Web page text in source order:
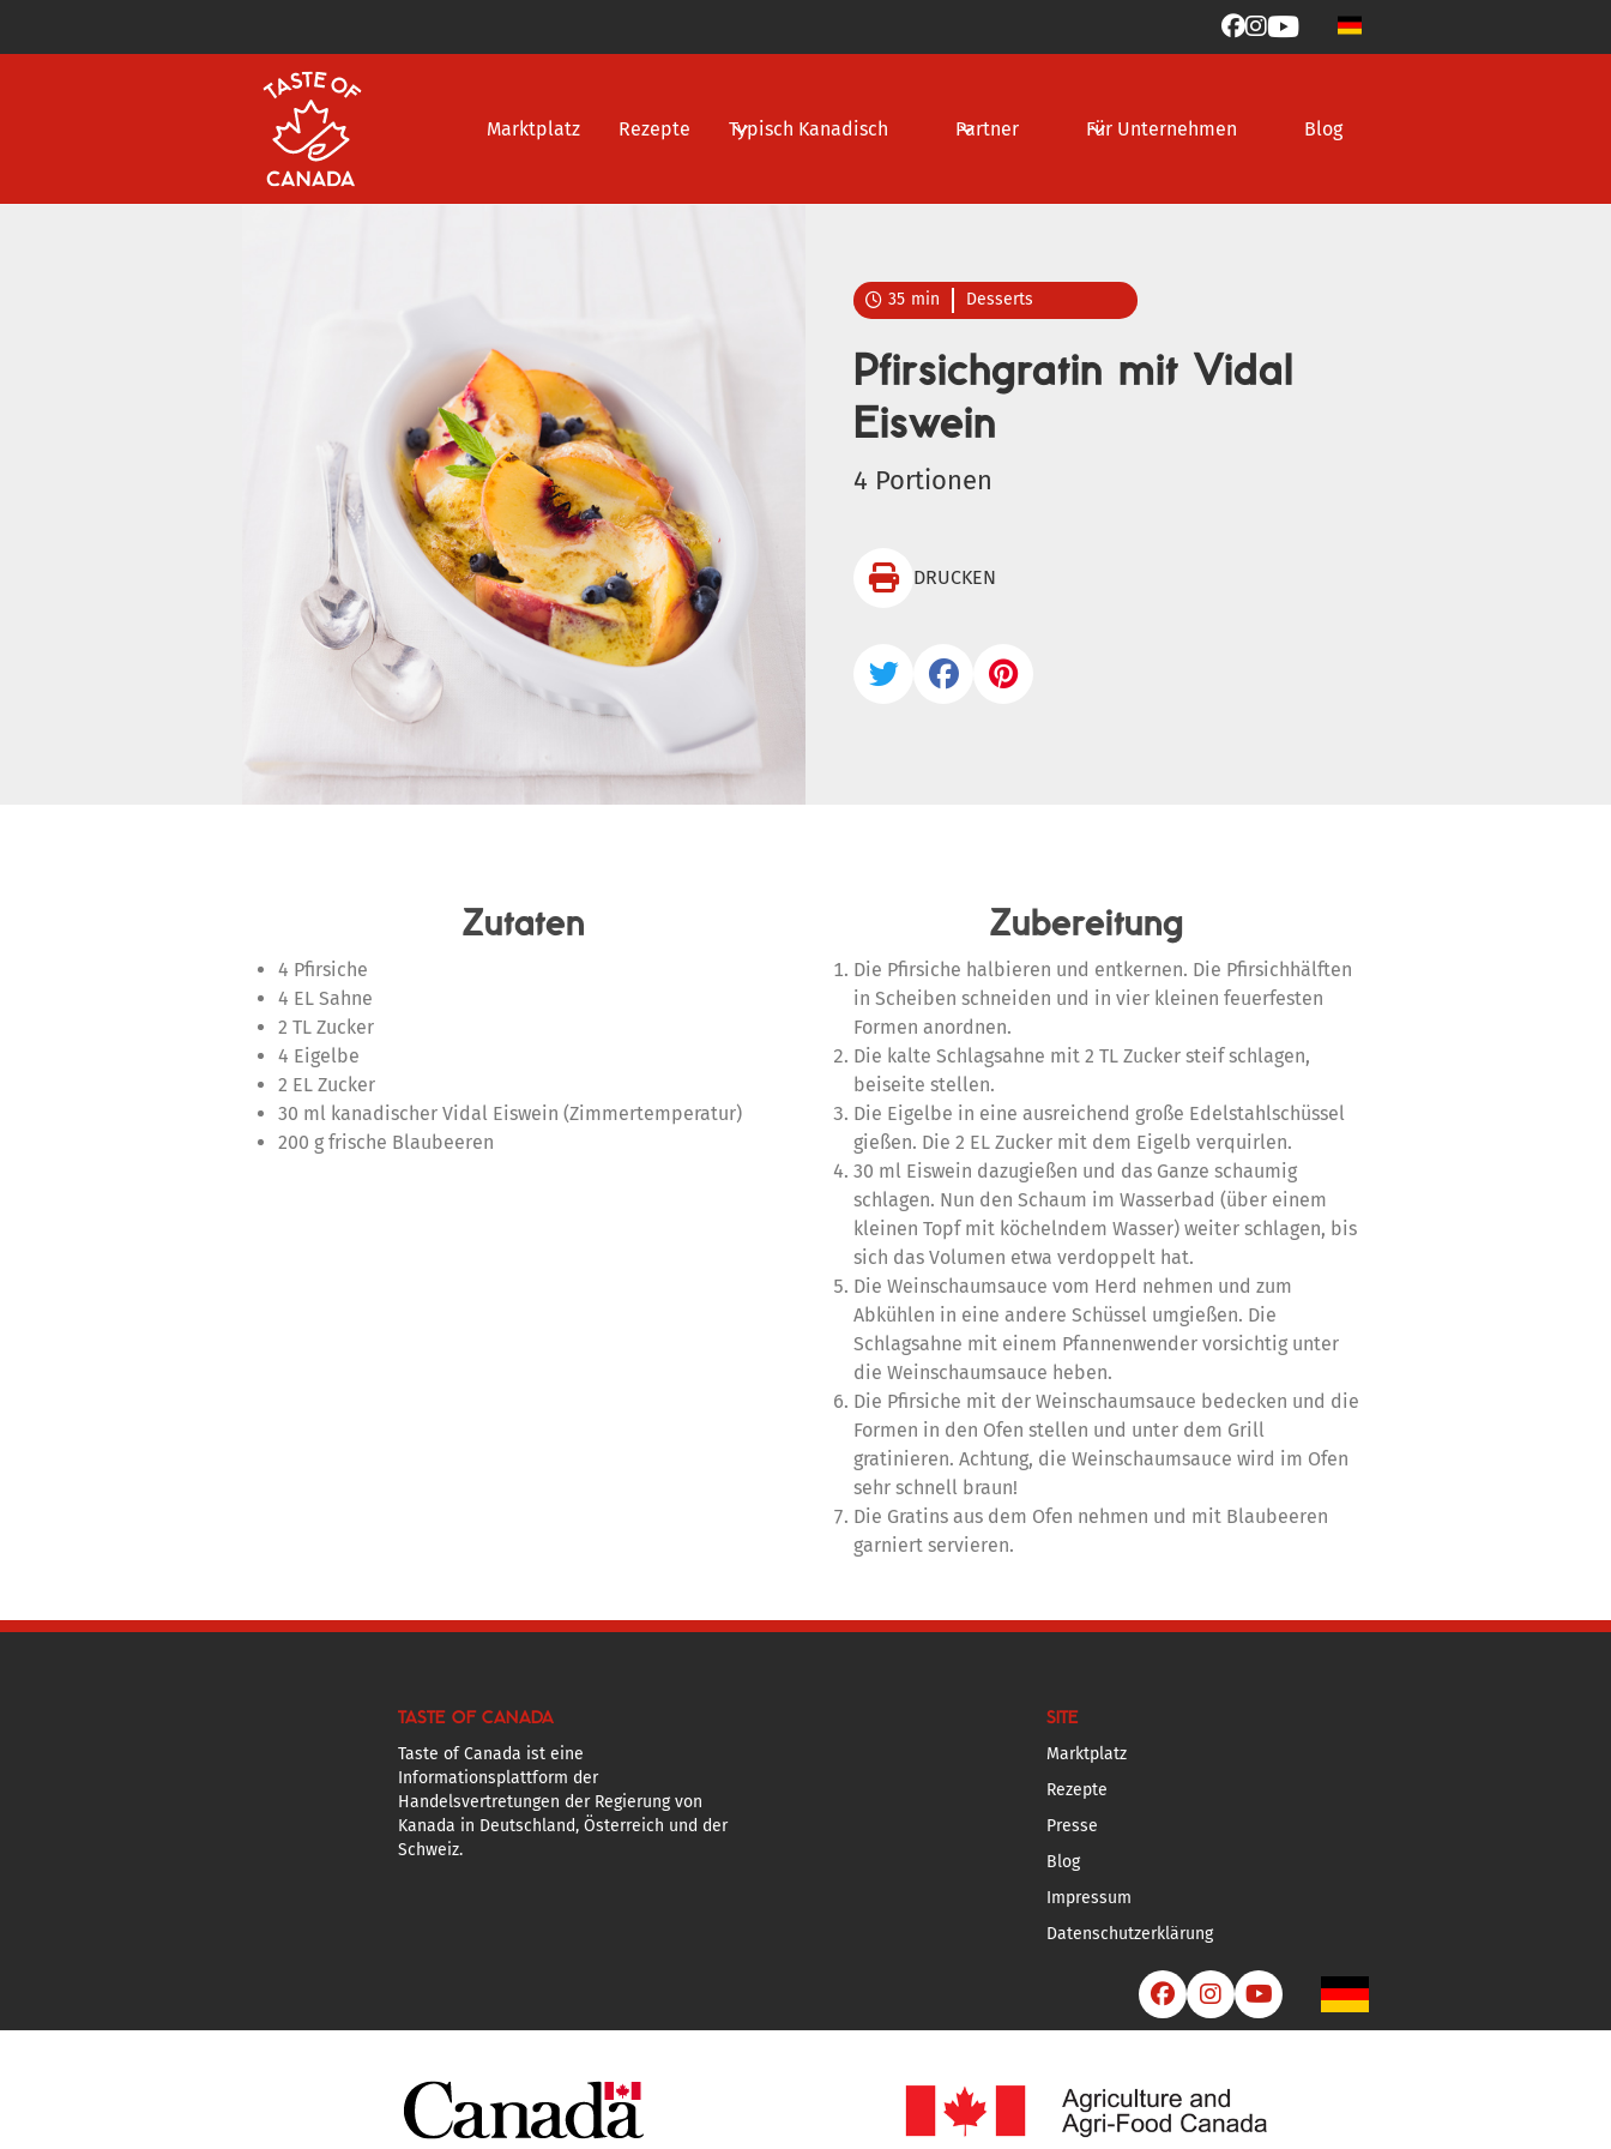

Marktplatz Rezepte Typisch Kanadisch Partner Für Unternehmen Blog
 35 min Desserts
Pfirsichgratin mit Vidal
Eiswein
4 Portionen
 DRUCKEN
  
Zutaten
4 Pfirsiche
4 EL Sahne
2 TL Zucker
4 Eigelbe
2 EL Zucker
30 ml kanadischer Vidal Eiswein (Zimmertemperatur)
200 g frische Blaubeeren
Zubereitung
Die Pfirsiche halbieren und entkernen. Die Pfirsichhälften
in Scheiben schneiden und in vier kleinen feuerfesten
Formen anordnen.
Die kalte Schlagsahne mit 2 TL Zucker steif schlagen,
beiseite stellen.
Die Eigelbe in eine ausreichend große Edelstahlschüssel
gießen. Die 2 EL Zucker mit dem Eigelb verquirlen.
30 ml Eiswein dazugießen und das Ganze schaumig
schlagen. Nun den Schaum im Wasserbad (über einem
kleinen Topf mit köchelndem Wasser) weiter schlagen, bis
sich das Volumen etwa verdoppelt hat.
Die Weinschaumsauce vom Herd nehmen und zum
Abkühlen in eine andere Schüssel umgießen. Die
Schlagsahne mit einem Pfannenwender vorsichtig unter
die Weinschaumsauce heben.
Die Pfirsiche mit der Weinschaumsauce bedecken und die
Formen in den Ofen stellen und unter dem Grill
gratinieren. Achtung, die Weinschaumsauce wird im Ofen
sehr schnell braun!
Die Gratins aus dem Ofen nehmen und mit Blaubeeren
garniert servieren.
TASTE OF CANADA
Taste of Canada ist eine
Informationsplattform der
Handelsvertretungen der Regierung von
Kanada in Deutschland, Österreich und der
Schweiz.
SITE
Marktplatz
Rezepte
Presse
Blog
Impressum
Datenschutzerklärung
  